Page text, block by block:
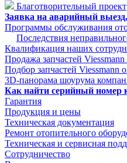
Благотворительный проект
Заявка на аварийный выезд,
Программы обслуживания
Последствия
Квалификация наших
Продажа запчастей
Подбор запчастей Viessmann
3D-панорама шоурума
Как найти серийный номер
Гарантия
Продукция и цены
Техническая документация
Ремонт отопительного
Техническая и сервисная
Сотрудничество